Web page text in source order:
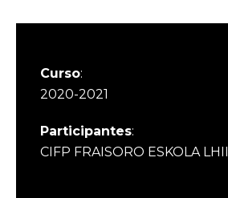
Curso:
2020-2021
Participantes:
CIFP FRAISORO ESKOLA LHII